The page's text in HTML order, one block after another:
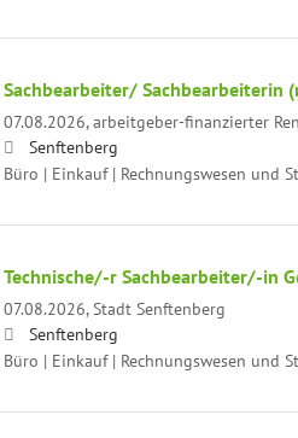
Sachbearbeiter/ Sachbearbeiterin
07.08.2026,arbeitgeber-finanzierter
Senftenberg
Büro | Einkauf | Rechnungswesen und
Technische/-r Sachbearbeiter/-in
07.08.2026, Stadt Senftenberg
Senftenberg
Büro | Einkauf | Rechnungswesen und